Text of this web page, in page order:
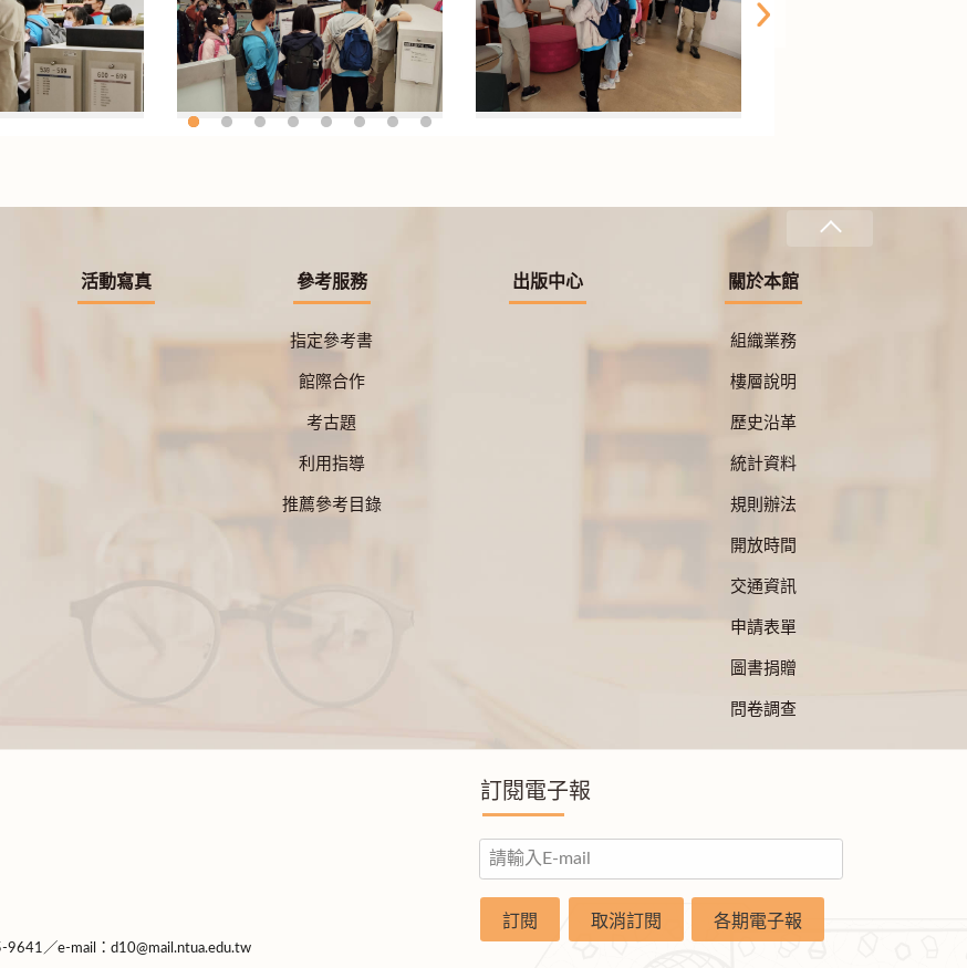
活動寫真 參考服務
指定參考書
館際合作
考古題
利用指導
推薦參考目錄
出版中心 關於本館
組織業務
樓層說明
歷史沿革
統計資料
規則辦法
開放時間
交通資訊
申請表單
圖書捐贈
問卷調查
／e-mail：d10@mail.ntua.edu.tw
訂閱電子報